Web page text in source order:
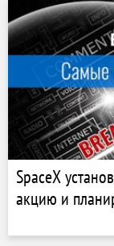
SpaceX
акцию и